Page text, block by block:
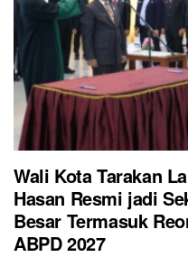
Wali Kota Tarakan
Hasan Resmi jadi
Besar Termasuk
ABPD 2027